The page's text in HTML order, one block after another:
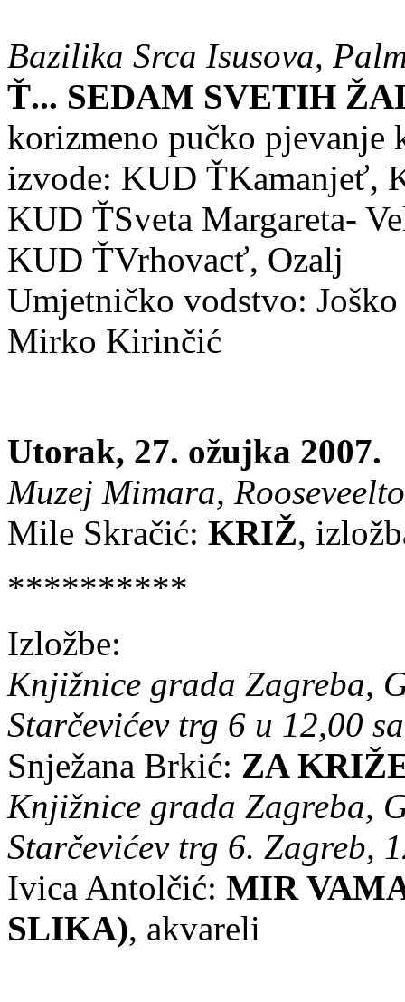
Bazilika Srca Isusova,
Ť... SEDAM SVETIH
korizmeno pučko pjevanje
izvode: KUD ŤKamanjeť,
KUD ŤSveta Margareta-
KUD ŤVrhovacť, Ozalj
Umjetničko vodstvo: Joško
Mirko Kirinčić
Utorak, 27. ožujka 2007.
Muzej Mimara,
Mile Skračić: KRIŽ,
**********
Izložbe:
Knjižnice grada Zagreba,
Starčevićev trg 6 u 12,00
Snježana Brkić: ZA
Knjižnice grada Zagreba,
Starčevićev trg 6. Zagreb,
Ivica Antolčić: MIR
SLIKA), akvareli